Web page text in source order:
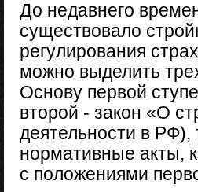
До недавнего
существовало
регулирования
можно выделить
Основу первой
второй - закон «О
деятельности в РФ),
нормативные акты,
с положениями